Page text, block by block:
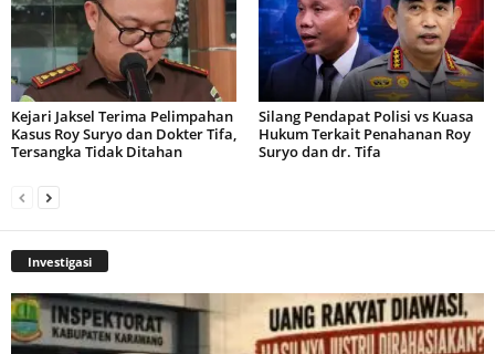
Kejari Jaksel Terima Pelimpahan
Kasus Roy Suryo dan Dokter Tifa,
Tersangka Tidak Ditahan
Silang Pendapat Polisi vs Kuasa
Hukum Terkait Penahanan Roy
Suryo dan dr. Tifa
Investigasi